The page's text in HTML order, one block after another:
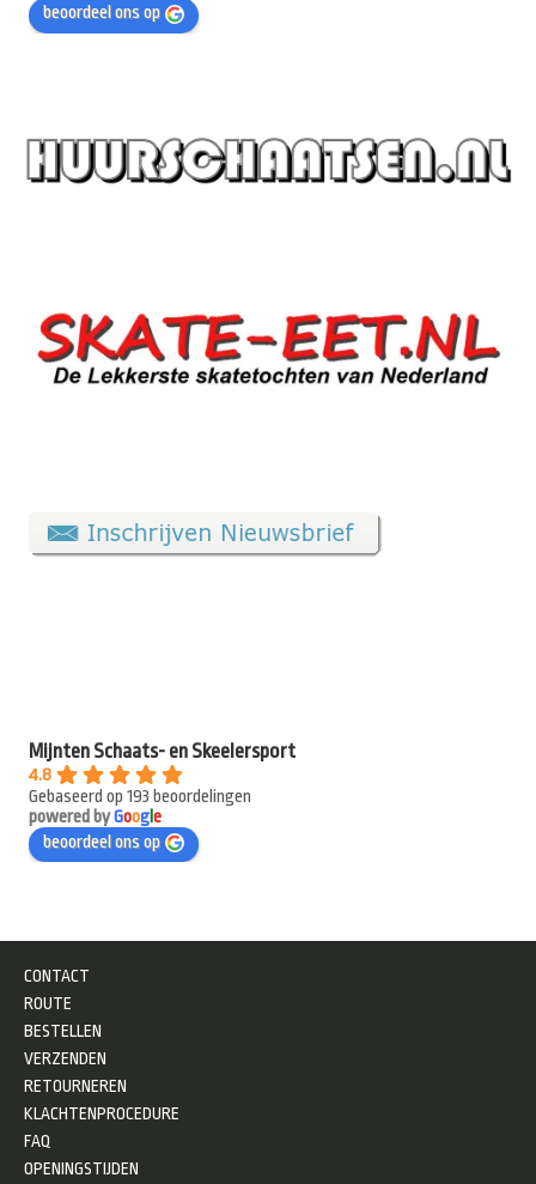
beoordeel ons op
Mijnten Schaats- en Skeelersport
4.8
Gebaseerd op 193 beoordelingen
powered byGooge
beoordeel ons op
CONTACT
ROUTE
BESTELLEN
VERZENDEN
RETOURNEREN
KLACHTENPROCEDURE
FAQ
OPENINGSTIJDEN